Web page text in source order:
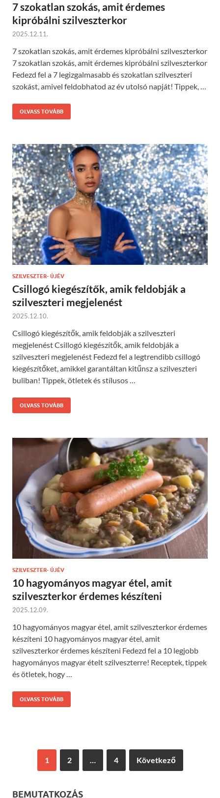
7 szokatlan szokás, amit érdemes
kipróbálni szilveszterkor
2025.12.11.
7 szokatlan szokás, amit érdemes kipróbálni szilveszterkor
7 szokatlan szokás, amit érdemes kipróbálni szilveszterkor
Fedezd fel a 7 legizgalmasabb és szokatlan szilveszteri
szokást, amivel feldobhatod az év utolsó napját! Tippek, …
OLVASS TOVÁBB
SZILVESZTER- ÚJÉV
Csillogó kiegészítők, amik feldobják a
szilveszteri megjelenést
2025.12.10.
Csillogó kiegészítők, amik feldobják a szilveszteri
megjelenést Csillogó kiegészítők, amik feldobják a
szilveszteri megjelenést Fedezd fel a legtrendibb csillogó
kiegészítőket, amikkel garantáltan kitűnsz a szilveszteri
buliban! Tippek, ötletek és stílusos …
OLVASS TOVÁBB
SZILVESZTER- ÚJÉV
10 hagyományos magyar étel, amit
szilveszterkor érdemes készíteni
2025.12.09.
10 hagyományos magyar étel, amit szilveszterkor érdemes
készíteni 10 hagyományos magyar étel, amit
szilveszterkor érdemes készíteni Fedezd fel a 10 legjobb
hagyományos magyar ételt szilveszterre! Receptek, tippek
és ötletek, hogy …
OLVASS TOVÁBB
1 2 … 4 Következő
BEMUTATKOZÁS